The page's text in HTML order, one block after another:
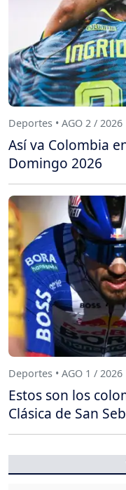
Deportes • AGO 2 / 2026
Así va Colombia
Domingo 2026
Deportes • AGO 1 / 2026
Estos son los
Clásica de San